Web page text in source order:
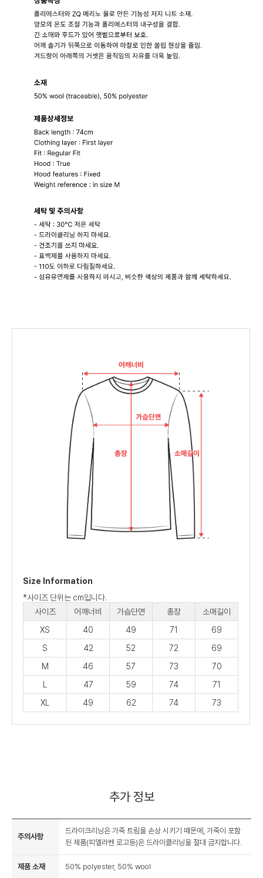
Size Information
*사이즈 단위는 cm입니다.
사이즈
어깨너비 가슴단면 총장
소매길이
XS
40 49 71
69
S
42 52 72
69
M
46 57 73
70
47 59 74
71
XL
49 62 74 73
추가 정보
주의사항
드라이크리닝은 가죽 트림을 손상 시키기 때문에, 가죽이 포함
된 제품(피엘라벤 로고등)은 드라이클리닝을 절대 금지합니다.
제품 소재 50% polyester, 50% wool